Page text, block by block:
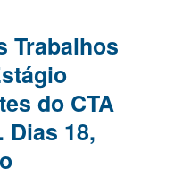
Trabalhos
do CTA
Dias 18,